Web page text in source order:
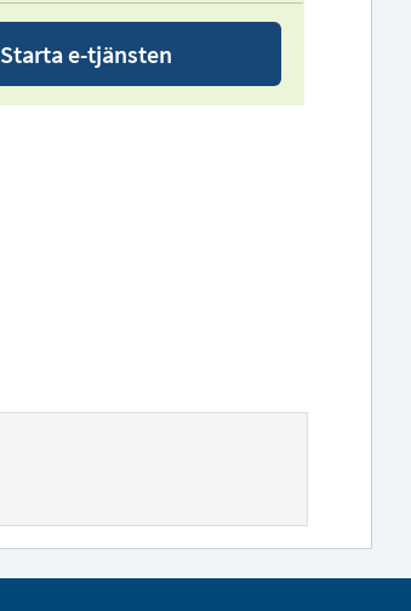
Starta e-tjänsten